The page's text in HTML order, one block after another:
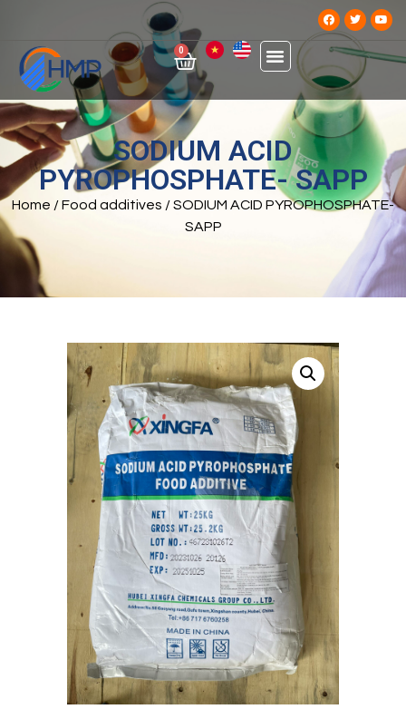
0
SODIUM ACID
PYROPHOSPHATE- SAPP
Home /Food additives / SODIUM ACID PYROPHOSPHATE-
SAPP